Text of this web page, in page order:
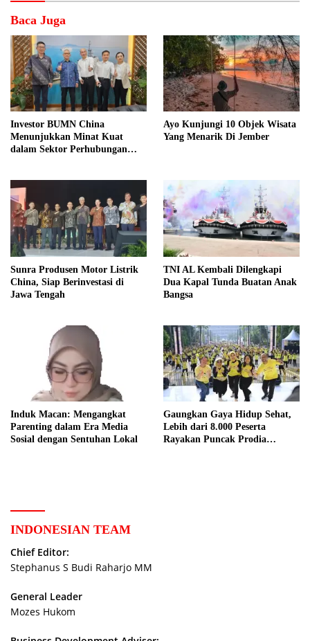
Baca Juga
Investor BUMN China
Menunjukkan Minat Kuat
dalam Sektor Perhubungan
Ayo Kunjungi 10 Objek Wisata
Yang Menarik Di Jember
Sunra Produsen Motor Listrik
China, Siap Berinvestasi di
Jawa Tengah
TNI AL Kembali Dilengkapi
Dua Kapal Tunda Buatan Anak
Bangsa
Induk Macan: Mengangkat
Parenting dalam Era Media
Sosial dengan Sentuhan Lokal
Gaungkan Gaya Hidup Sehat,
Lebih dari 8.000 Peserta
Rayakan Puncak Prodia
INDONESIAN TEAM
Chief Editor:
Stephanus S Budi Raharjo MM
General Leader
Mozes Hukom